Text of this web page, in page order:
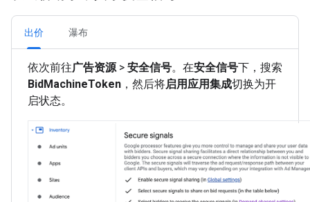
出价 瀑布
依次前往广告资源 > 安全信号。在安全信号下，搜索
BidMachineToken ，然后将启用应用集成切换为开
启状态。